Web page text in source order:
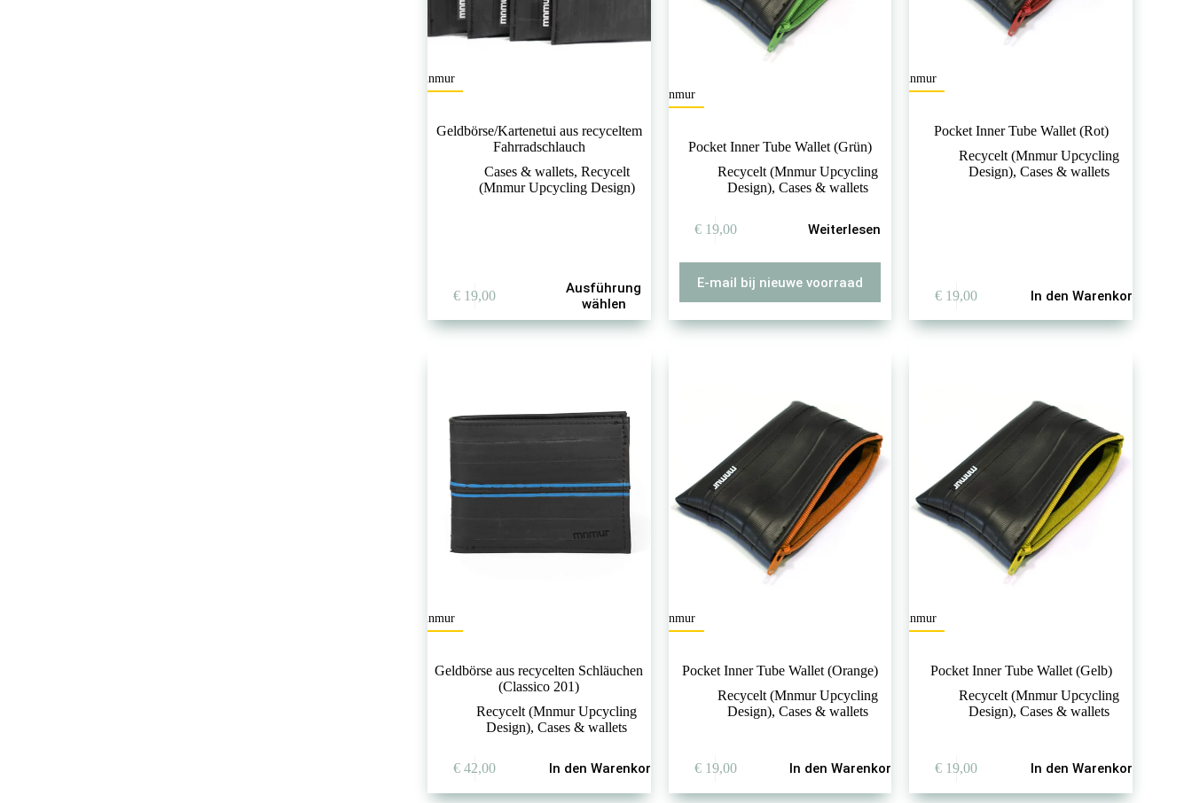
mnmur
Geldbörse/Kartenetui aus recyceltem
Fahrradschlauch
Cases & wallets, Recycelt
(Mnmur Upcycling Design)
€ 19,00
Ausführung
wählen
Produkt
mehrere
Produktseite
gewählt
werden
mnmur
Pocket Inner Tube Wallet (Grün)
Recycelt (Mnmur Upcycling
Design), Cases & wallets
€19,00 Weiterlesen
E-mail bij nieuwe voorraad
mnmur
Pocket Inner Tube Wallet (Rot)
Recycelt (Mnmur Upcycling
Design), Cases & wallets
€ 19,00 In den Warenkorb
mnmur
Geldbörse aus recycelten Schläuchen
(Classico 201)
Recycelt (Mnmur Upcycling
Design),Cases & wallets
€ 42,00 In den Warenkorb
mnmur
Pocket Inner Tube Wallet (Orange)
Recycelt (Mnmur Upcycling
Design), Cases & wallets
€19,00 In den Warenkorb
mnmur
Pocket Inner Tube Wallet (Gelb)
Recycelt (Mnmur Upcycling
Design), Cases & wallets
€ 19,00 In den Warenkorb